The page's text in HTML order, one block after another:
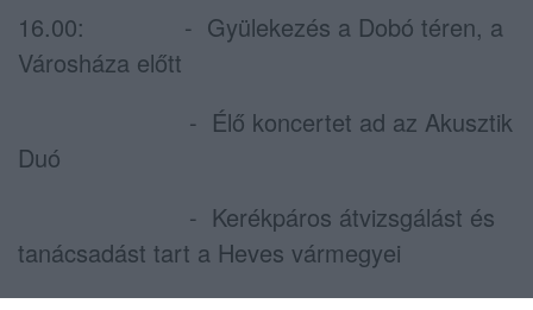
16.00: - Gyülekezés a Dobó téren, a
Városháza előtt
- Élő koncertet ad az Akusztik
Duó
- Kerékpáros átvizsgálást és
tanácsadást tart a Heves vármegyei